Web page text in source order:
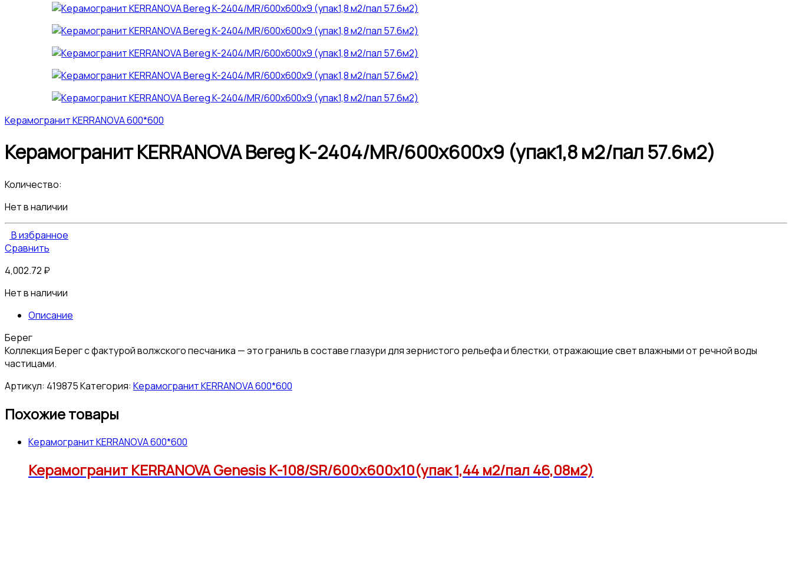
Керамогранит KERRANOVA 600*600
Керамогранит KERRANOVA Bereg K-2404/MR/600x600x9 (упак1,8 м2/пал 57.6м2)
Количество:
Нет в наличии
В избранное
Сравнить
4,002.72 ₽
Нет в наличии
Описание
Берег
Коллекция Берег с фактурой волжского песчаника — это граниль в составе глазури для зернистого рельефа и блестки, отражающие свет влажными от речной воды
частицами.
Артикул: 419875Категория: Керамогранит KERRANOVA 600*600
Похожие товары
Керамогранит KERRANOVA 600*600
Керамогранит KERRANOVA Genesis K-108/SR/600x600x10(упак 1,44 м2/пал 46,08м2)